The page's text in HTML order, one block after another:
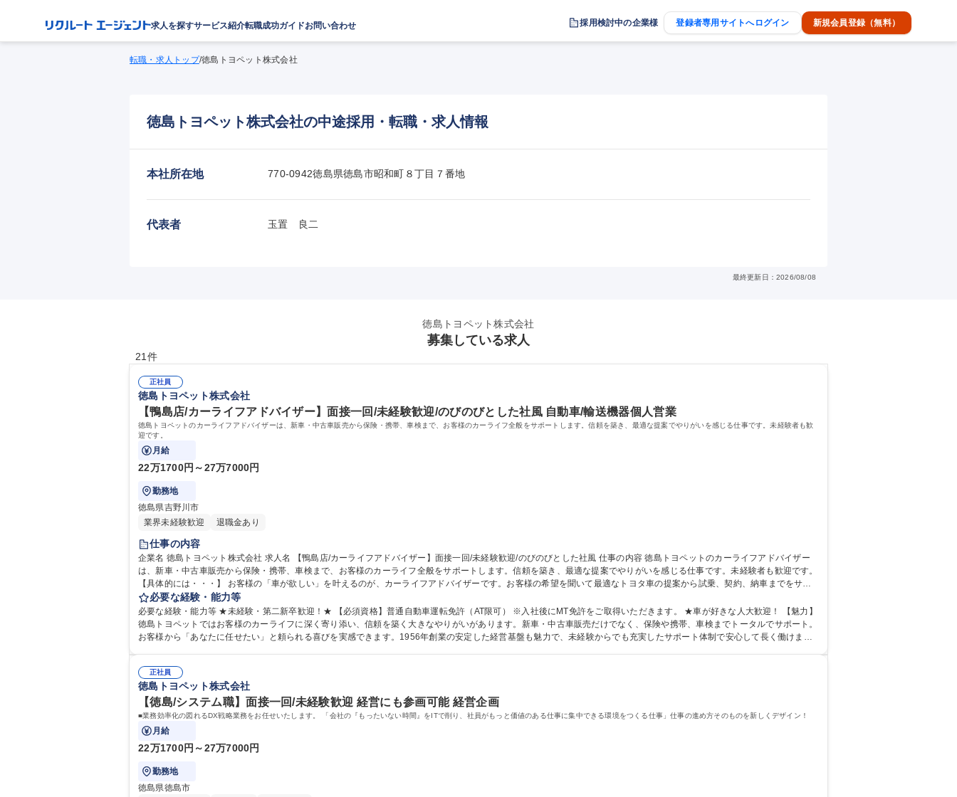
求人を探すサービス紹介転職成功ガイドお問い合わせ 採用検討中の企業様 登録者専用サイトへログイン 新規会員登録（無料）
転職・求人トップ/徳島トヨペット株式会社
徳島トヨペット株式会社の中途採用・転職・求人情報
本社所在地 770-0942徳島県徳島市昭和町８丁目７番地
代表者 玉置　良二
最終更新日：2026/08/08
徳島トヨペット株式会社
募集している求人
21件
正社員
徳島トヨペット株式会社
【鴨島店/カーライフアドバイザー】面接一回/未経験歓迎/のびのびとした社風 自動車/輸送機器個人営業
徳島トヨペットのカーライフアドバイザーは、新車・中古車販売から保険・携帯、車検まで、お客様のカーライフ全般をサポートします。信頼を築き、最適な提案でやりがいを感じる仕事です。未経験者も歓
迎です。
月給
22万1700円～27万7000円
勤務地
徳島県吉野川市
業界未経験歓迎
退職金あり
仕事の内容
企業名 徳島トヨペット株式会社 求人名 【鴨島店/カーライフアドバイザー】面接一回/未経験歓迎/のびのびとした社風 仕事の内容 徳島トヨペットのカーライフアドバイザー
は、新車・中古車販売から保険・携帯、車検まで、お客様のカーライフ全般をサポートします。信頼を築き、最適な提案でやりがいを感じる仕事です。未経験者も歓迎です。
【具体的には・・・】 お客様の「車が欲しい」を叶えるのが、カーライフアドバイザーです。お客様の希望を聞いて最適なトヨタ車の提案から試乗、契約、納車までをサポ
ート。購入後も車の保険や携帯（au）の案内、車検・点検の誘致で、お客様の安心なカーライフを支えます。お店での接客、イベント手伝い、データ管理も行い、チームで
協力しながらお客様との信頼関係を築く、やりがいのある仕事です。 募集職種 【鴨島店/カーライフアドバイザー】面接一回/未経験歓迎/のびのびとした社風
必要な経験・能力等
必要な経験・能力等 ★未経験・第二新卒歓迎！★ 【必須資格】普通自動車運転免許（AT限可） ※入社後にMT免許をご取得いただきます。 ★車が好きな人大歓迎！ 【魅力】
徳島トヨペットではお客様のカーライフに深く寄り添い、信頼を築く大きなやりがいがあります。新車・中古車販売だけでなく、保険や携帯、車検までトータルでサポート。
お客様から「あなたに任せたい」と頼られる喜びを実感できます。1956年創業の安定した経営基盤も魅力で、未経験からでも充実したサポート体制で安心して長く働けま
正社員
徳島トヨペット株式会社
【徳島/システム職】面接一回/未経験歓迎 経営にも参画可能 経営企画
■業務効率化の図れるDX戦略業務をお任せいたします。 「会社の『もったいない時間』をITで削り、社員がもっと価値のある仕事に集中できる環境をつくる仕事」仕事の進め方そのものを新しくデザイン！
月給
22万1700円～27万7000円
勤務地
徳島県徳島市